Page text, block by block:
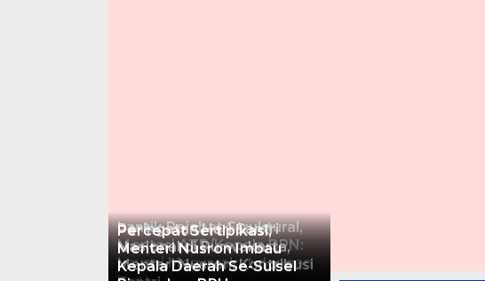
Lantik Pejabat Struktural,
Menteri ATR/Kepala BPN:
Layani Masyarakat dengan
Peringatan Hari Santri
Nasional di Purwakarta,
Menteri Nusron: Kontribusi
Percepat Sertipikasi,
Menteri Nusron Imbau
Kepala Daerah Se-Sulsel